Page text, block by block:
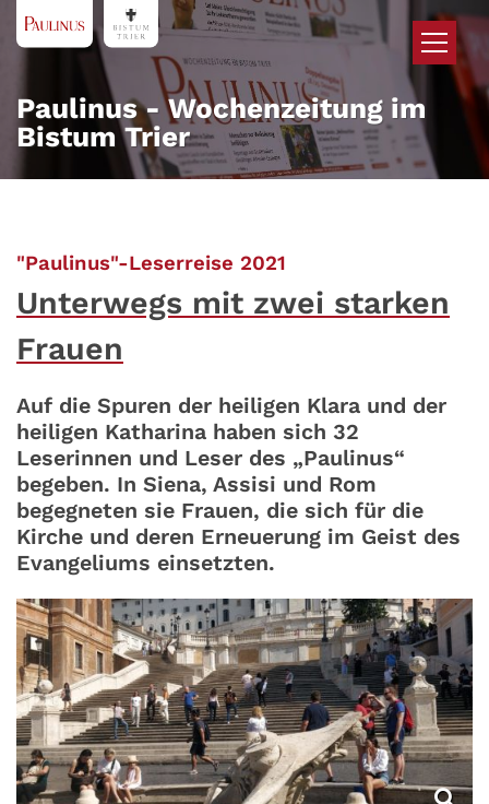
Zum Inhalt springen
Paulinus - Wochenzeitung im
Bistum Trier
"Paulinus"-Leserreise 2021
Unterwegs mit zwei starken
Frauen
Auf die Spuren der heiligen Klara und der
heiligen Katharina haben sich 32
Leserinnen und Leser des „Paulinus“
begeben. In Siena, Assisi und Rom
begegneten sie Frauen, die sich für die
Kirche und deren Erneuerung im Geist des
Evangeliums einsetzten.